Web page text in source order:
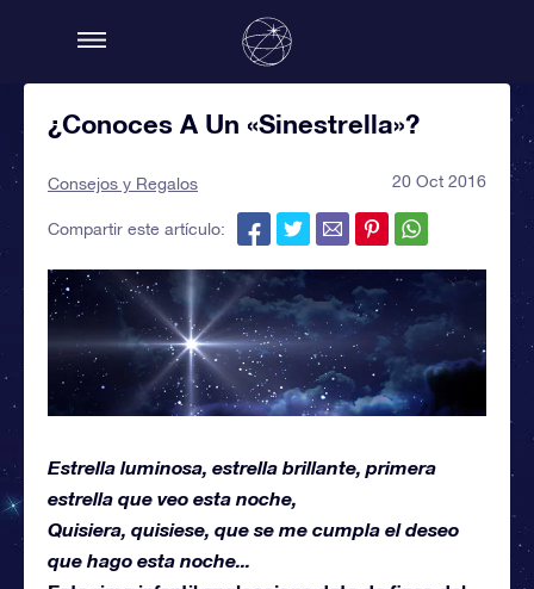
¿Conoces A Un «Sinestrella»?
Consejos y Regalos 20 Oct 2016
Compartir este artículo:
Estrella luminosa, estrella brillante, primera
estrella que veo esta noche,
Quisiera, quisiese, que se me cumpla el deseo
que hago esta noche...